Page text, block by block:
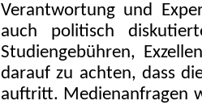
Verantwortung und
auch politisch
Studiengebühren,
darauf zu achten, dass
auftritt. Medienanfragen